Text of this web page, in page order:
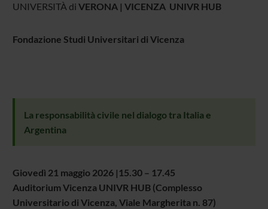
UNIVERSITÀ di VERONA | VICENZA UNIVR HUB
Fondazione Studi Universitari di Vicenza
La responsabilità civile nel dialogo tra Italia e
Argentina
Giovedì 21 maggio 2026 |15.30 – 17.45
Auditorium Vicenza UNIVR HUB (Complesso
Universitario di Vicenza, Viale Margherita n. 87)